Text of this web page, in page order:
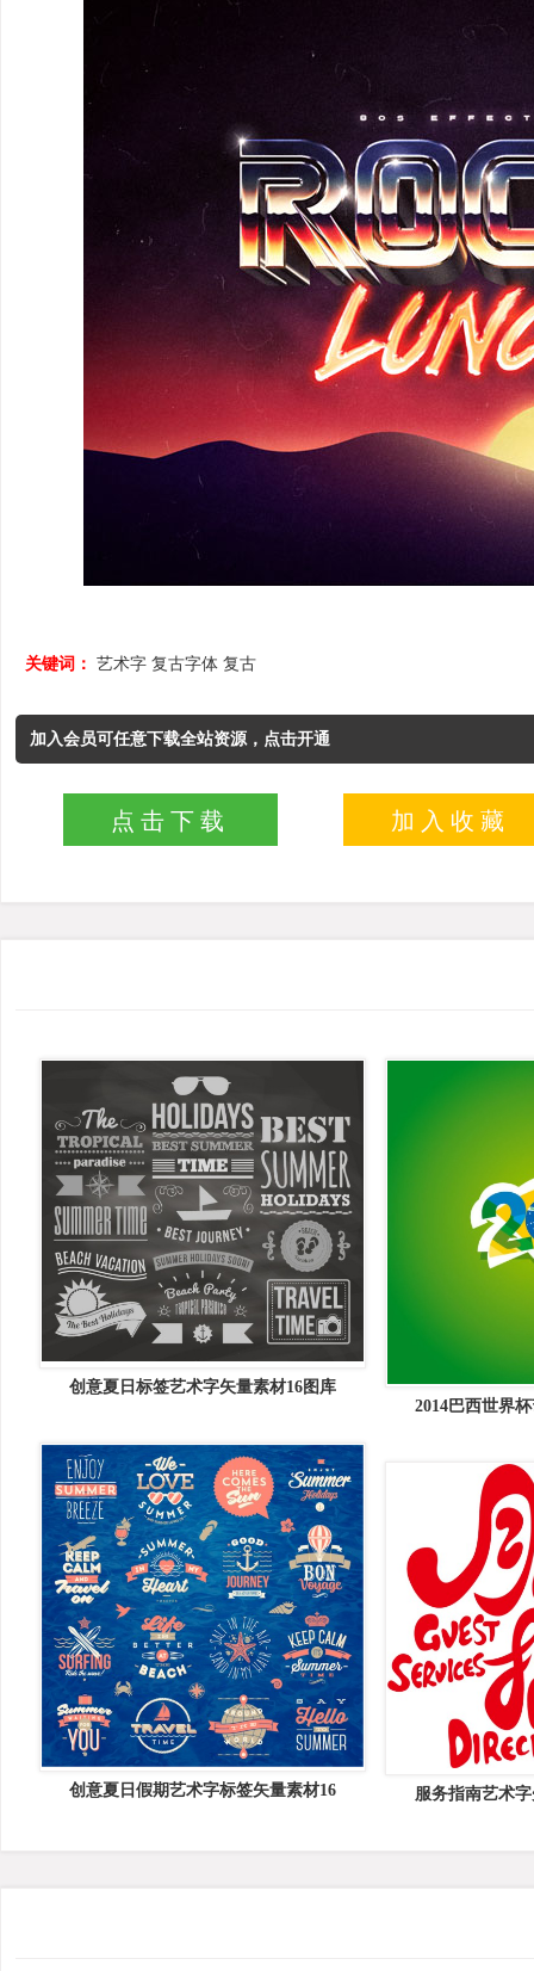
关键词： 艺术字 复古字体 复古
加入会员可任意下载全站资源，点击开通
点击下载 加入收藏
创意夏日标签艺术字矢量素材16图库
2014巴西世界
创意夏日假期艺术字标签矢量素材16 服务指南艺术